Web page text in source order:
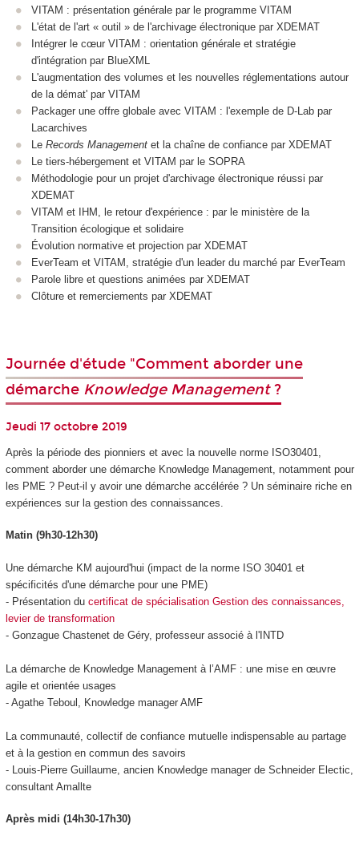
VITAM : présentation générale par le programme VITAM
L'état de l'art « outil » de l'archivage électronique par XDEMAT
Intégrer le cœur VITAM : orientation générale et stratégie
d'intégration par BlueXML
L'augmentation des volumes et les nouvelles réglementations autour
de la démat' par VITAM
Packager une offre globale avec VITAM : l'exemple de D-Lab par
Lacarchives
Le Records Management et la chaîne de confiance par XDEMAT
Le tiers-hébergement et VITAM par le SOPRA
Méthodologie pour un projet d'archivage électronique réussi par
XDEMAT
VITAM et IHM, le retour d'expérience : par le ministère de la
Transition écologique et solidaire
Évolution normative et projection par XDEMAT
EverTeam et VITAM, stratégie d'un leader du marché par EverTeam
Parole libre et questions animées par XDEMAT
Clôture et remerciements par XDEMAT
Journée d'étude "Comment aborder une
démarche Knowledge Management?
Jeudi 17 octobre 2019
Après la période des pionniers et avec la nouvelle norme ISO30401,
comment aborder une démarche Knowledge Management, notamment pour
les PME ? Peut-il y avoir une démarche accélérée ? Un séminaire riche en
expériences sur la gestion des connaissances.
Matin (9h30-12h30)
Une démarche KM aujourd'hui (impact de la norme ISO 30401 et
spécificités d'une démarche pour une PME)
- Présentation du certificat de spécialisation Gestion des connaissances,
levier de transformation
- Gonzague Chastenet de Géry, professeur associé à l'INTD
La démarche de Knowledge Management à l’AMF : une mise en œuvre
agile et orientée usages
- Agathe Teboul, Knowledge manager AMF
La communauté, collectif de confiance mutuelle indispensable au partage
et à la gestion en commun des savoirs
- Louis-Pierre Guillaume, ancien Knowledge manager de Schneider Electic,
consultant Amallte
Après midi (14h30-17h30)